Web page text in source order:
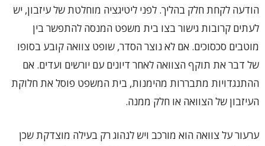
הודעה לקחת חלק בהליך. לפני ליטיגציה מוחלטת של עיזבון, יש
לעתים קרובות גישור בצו בית משפט המנסה להתפשר בין
מוטבים סכסוכים. אם לא נוצר הסדר, שופט צוואה קובע בסופו
של דבר את תוקף הצוואה לאחר דיונים עם יורשים ועדים. אם
ההתנגדויות מתבררות מהימנות, בית המשפט פוסל את חלוקת
העיזבון של הצוואה או חלק ממנה.
ערעור על צוואה הוא מורכב ויש לנהוג רק בעילה מוצדקת שכן